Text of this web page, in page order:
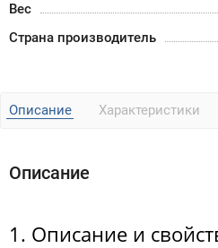
Вес
Страна производитель
Описание Характеристики
Описание
1. Описание и